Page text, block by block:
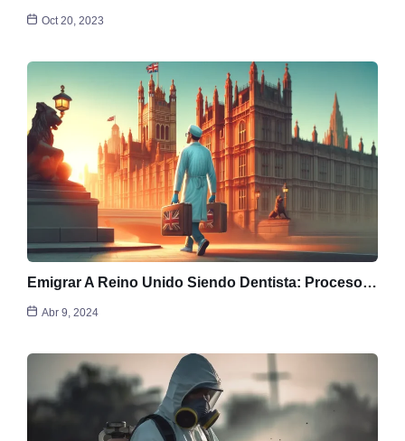
Oct 20, 2023
Emigrar A Reino Unido Siendo Dentista: Proceso…
Abr 9, 2024